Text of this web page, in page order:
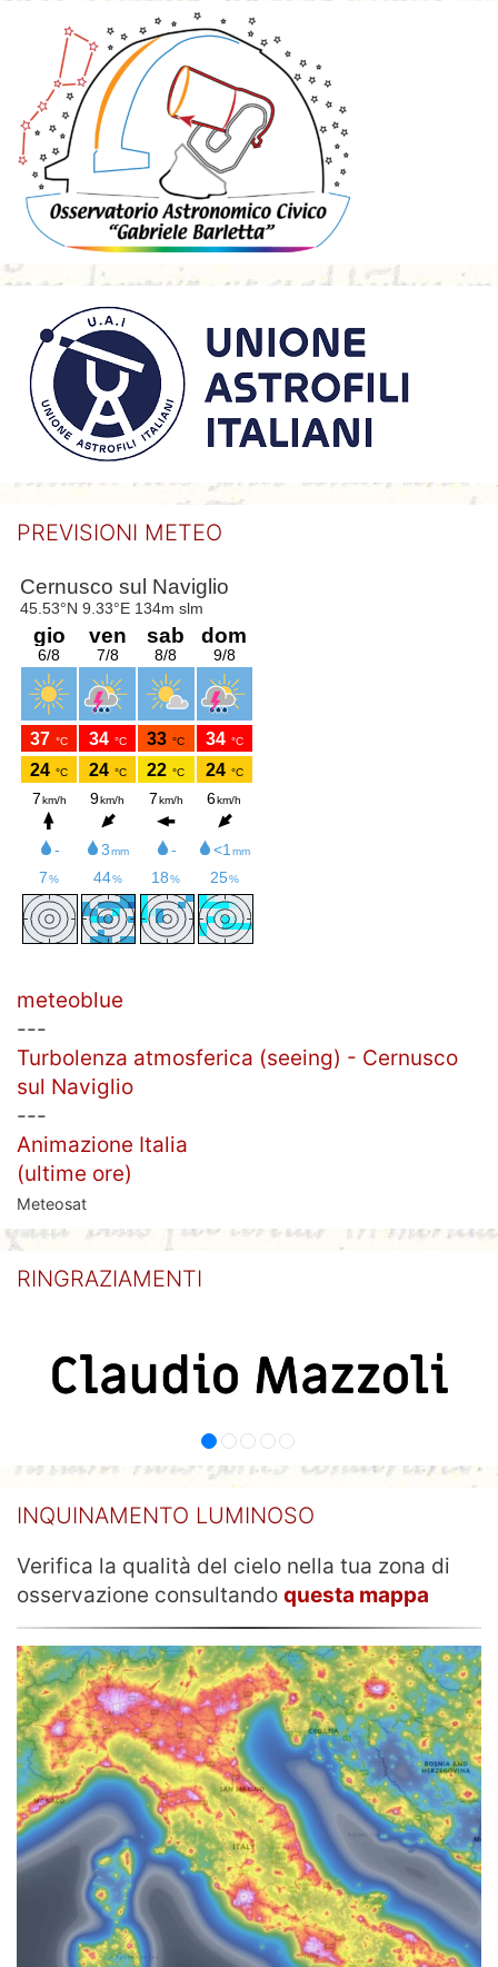
PREVISIONI METEO
meteoblue
---
Turbolenza atmosferica (seeing) - Cernusco
sul Naviglio
---
Animazione Italia
(ultime ore)
Meteosat
RINGRAZIAMENTI
INQUINAMENTO LUMINOSO
Verifica la qualità del cielo nella tua zona di
osservazione consultando questa mappa